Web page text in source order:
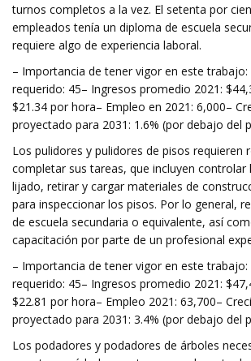
turnos completos a la vez. El setenta por
empleados tenía un diploma de escuela
requiere algo de experiencia laboral.
– Importancia de tener vigor en este
requerido: 45– Ingresos promedio 2021:
$21.34 por hora– Empleo en 2021: 6,000–
proyectado para 2031: 1.6% (por debajo del
Los pulidores y pulidores de pisos requieren
completar sus tareas, que incluyen controlar
lijado, retirar y cargar materiales de
para inspeccionar los pisos. Por lo general,
de escuela secundaria o equivalente, así
capacitación por parte de un profesional
– Importancia de tener vigor en este
requerido: 45– Ingresos promedio 2021:
$22.81 por hora– Empleo 2021: 63,700–
proyectado para 2031: 3.4% (por debajo del
Los podadores y podadores de árboles